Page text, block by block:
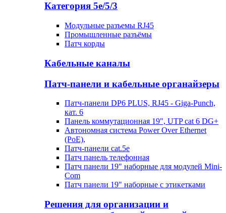
Категория 5е/5/3
Модульные разъемы RJ45
Промышленные разъёмы
Патч корды
Кабельные каналы
Патч-панели и кабельные органайзеры
Патч-панели DP6 PLUS, RJ45 - Giga-Punch,
кат. 6
Панель коммутационная 19", UTP cat 6 DG+
Автономная система Power Over Ethernet
(PoE),
Патч-панели cat.5e
Патч панель телефонная
Патч панели 19" наборные для модулей Mini-
Com
Патч панели 19" наборные с этикетками
Решения для организации и